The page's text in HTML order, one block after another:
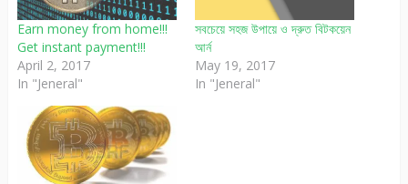
Earn money from home!!!
Get instant payment!!!
April 2, 2017
In "Jeneral"
সবচেয়ে সহজ উপায়ে ও দ্রুত বিটকয়েন
আর্ন
May 19, 2017
In "Jeneral"